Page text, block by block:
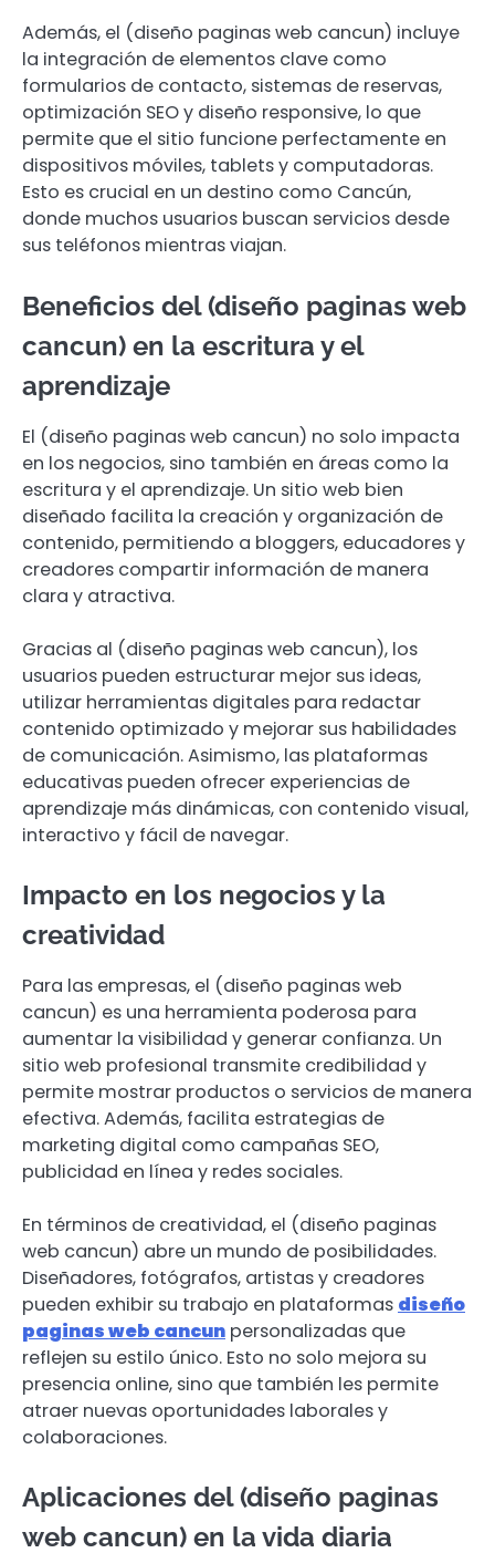
Además, el (diseño paginas web cancun) incluye
la integración de elementos clave como
formularios de contacto, sistemas de reservas,
optimización SEO y diseño responsive, lo que
permite que el sitio funcione perfectamente en
dispositivos móviles, tablets y computadoras.
Esto es crucial en un destino como Cancún,
donde muchos usuarios buscan servicios desde
sus teléfonos mientras viajan.
Beneficios del (diseño paginas web
cancun) en la escritura y el
aprendizaje
El (diseño paginas web cancun) no solo impacta
en los negocios, sino también en áreas como la
escritura y el aprendizaje. Un sitio web bien
diseñado facilita la creación y organización de
contenido, permitiendo a bloggers, educadores y
creadores compartir información de manera
clara y atractiva.
Gracias al (diseño paginas web cancun), los
usuarios pueden estructurar mejor sus ideas,
utilizar herramientas digitales para redactar
contenido optimizado y mejorar sus habilidades
de comunicación. Asimismo, las plataformas
educativas pueden ofrecer experiencias de
aprendizaje más dinámicas, con contenido visual,
interactivo y fácil de navegar.
Impacto en los negocios y la
creatividad
Para las empresas, el (diseño paginas web
cancun) es una herramienta poderosa para
aumentar la visibilidad y generar confianza. Un
sitio web profesional transmite credibilidad y
permite mostrar productos o servicios de manera
efectiva. Además, facilita estrategias de
marketing digital como campañas SEO,
publicidad en línea y redes sociales.
En términos de creatividad, el (diseño paginas
web cancun) abre un mundo de posibilidades.
Diseñadores, fotógrafos, artistas y creadores
pueden exhibir su trabajo en plataformas diseño
paginas web cancun personalizadas que
reflejen su estilo único. Esto no solo mejora su
presencia online, sino que también les permite
atraer nuevas oportunidades laborales y
colaboraciones.
Aplicaciones del (diseño paginas
web cancun) en la vida diaria